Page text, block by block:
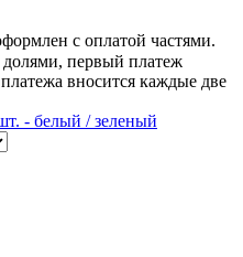
с оплатой частями.
первый платеж
вносится каждые две
- белый / зеленый